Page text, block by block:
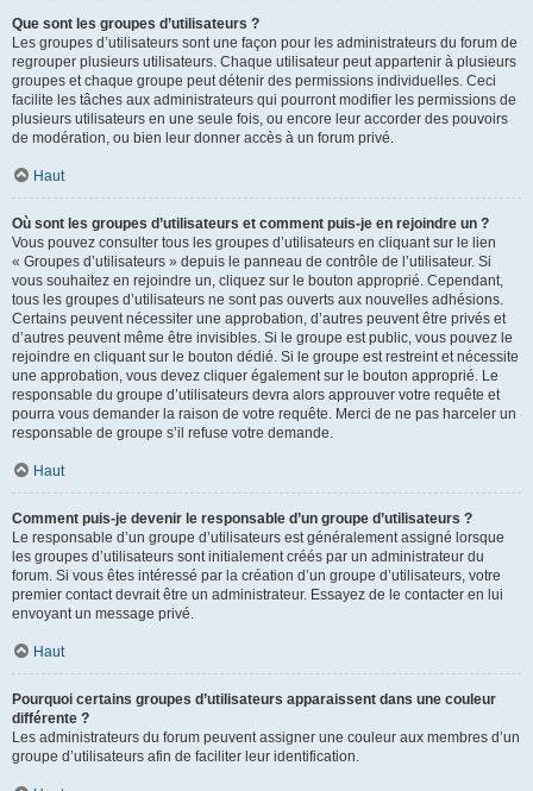
Que sont les groupes d’utilisateurs ?
Les groupes d’utilisateurs sont une façon pour les administrateurs du forum de
regrouper plusieurs utilisateurs. Chaque utilisateur peut appartenir à plusieurs
groupes et chaque groupe peut détenir des permissions individuelles. Ceci
facilite les tâches aux administrateurs qui pourront modifier les permissions de
plusieurs utilisateurs en une seule fois, ou encore leur accorder des pouvoirs
de modération, ou bien leur donner accès à un forum privé.
Haut
Où sont les groupes d’utilisateurs et comment puis-je en rejoindre un ?
Vous pouvez consulter tous les groupes d’utilisateurs en cliquant sur le lien
« Groupes d’utilisateurs » depuis le panneau de contrôle de l’utilisateur. Si
vous souhaitez en rejoindre un, cliquez sur le bouton approprié. Cependant,
tous les groupes d’utilisateurs ne sont pas ouverts aux nouvelles adhésions.
Certains peuvent nécessiter une approbation, d’autres peuvent être privés et
d’autres peuvent même être invisibles. Si le groupe est public, vous pouvez le
rejoindre en cliquant sur le bouton dédié. Si le groupe est restreint et nécessite
une approbation, vous devez cliquer également sur le bouton approprié. Le
responsable du groupe d’utilisateurs devra alors approuver votre requête et
pourra vous demander la raison de votre requête. Merci de ne pas harceler un
responsable de groupe s’il refuse votre demande.
Haut
Comment puis-je devenir le responsable d’un groupe d’utilisateurs ?
Le responsable d’un groupe d’utilisateurs est généralement assigné lorsque
les groupes d’utilisateurs sont initialement créés par un administrateur du
forum. Si vous êtes intéressé par la création d’un groupe d’utilisateurs, votre
premier contact devrait être un administrateur. Essayez de le contacter en lui
envoyant un message privé.
Haut
Pourquoi certains groupes d’utilisateurs apparaissent dans une couleur
différente ?
Les administrateurs du forum peuvent assigner une couleur aux membres d’un
groupe d’utilisateurs afin de faciliter leur identification.